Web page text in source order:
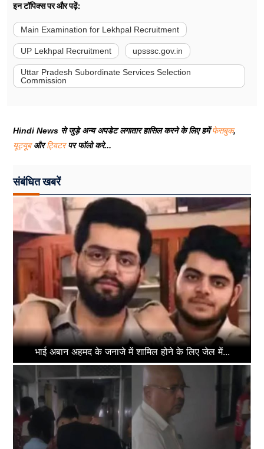
इन टॉपिक्स पर और पढ़ें:
Main Examination for Lekhpal Recruitment
UP Lekhpal Recruitment upsssc.gov.in
Uttar Pradesh Subordinate Services Selection
Commission
Hindi News से जुड़े अन्य अपडेट लगातार हासिल करने के लिए हमेंफेसबुक,
यूट्यूबऔरट्विटरपर फॉलो करे...
संबंधित खबरें
भाई अबान अहमद के जनाजे में शामिल होने के लिए जेल में...